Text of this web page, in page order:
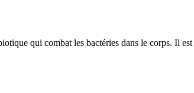
qui combat les bactéries dans le corps. Il